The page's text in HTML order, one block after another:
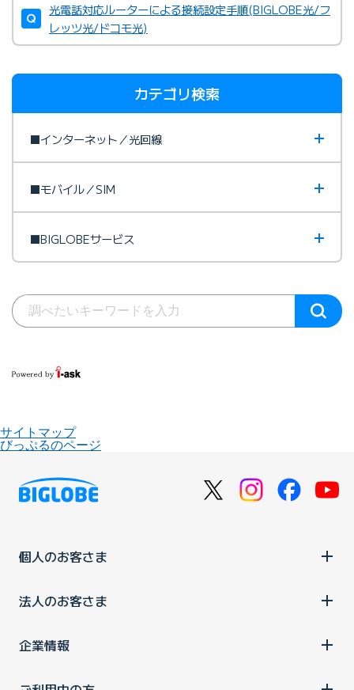
光電話対応ルーターによる接続設定手順(BIGLOBE光/フ
レッツ光/ドコモ光)
カテゴリ検索
■インターネット／光回線
■モバイル／SIM
■BIGLOBEサービス
サイトマップ
びっぷるのページ
個人のお客さま
法人のお客さま
企業情報